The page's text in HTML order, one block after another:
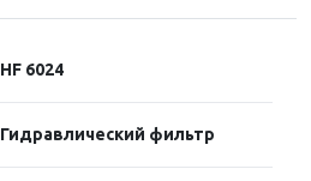
HF 6024
Гидравлический фильтр